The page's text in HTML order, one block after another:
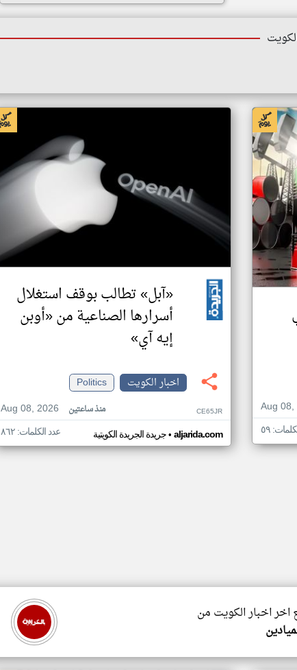
Aug
٥٩
«آبل» تطالب بوقف استغلال
أسرارها الصناعية من «أوبن
إيه آي»
اخبار الكويت
Politics
Aug 08, 2026
منذ ساعتين CE65JR
جريدة الجريدة الكويتية• aljarida.com عدد الكلمات: ٨٦٢
اخر اخبار الكويت من